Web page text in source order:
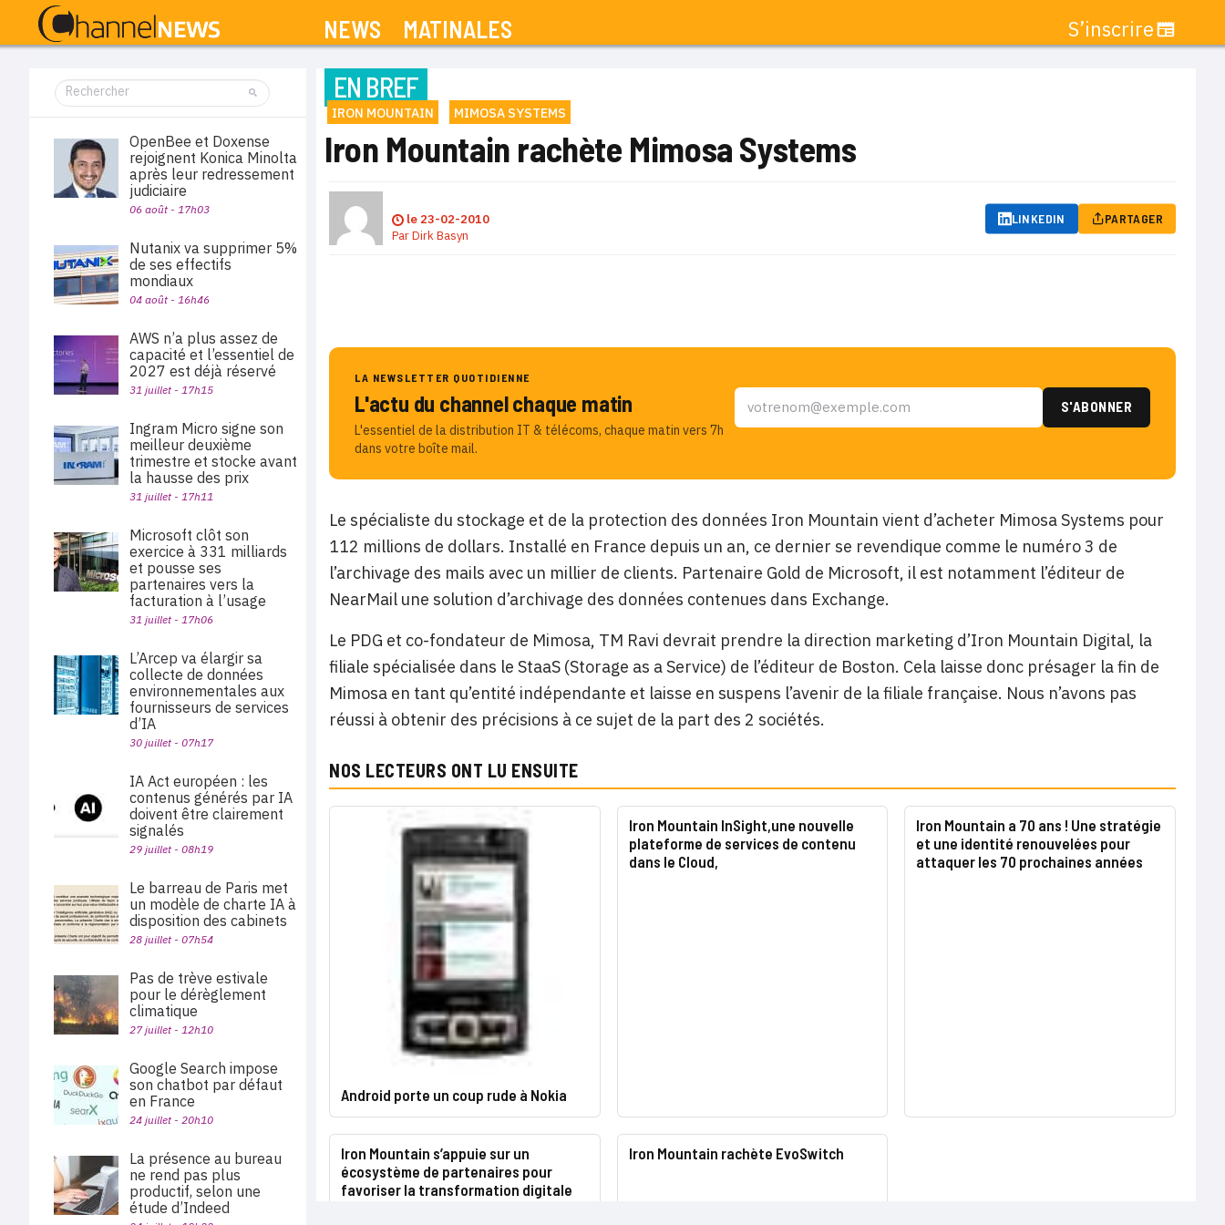
NEWS MATINALES S’inscrire
EN BREF
IRON MOUNTAIN MIMOSA SYSTEMS
Iron Mountain rachète Mimosa Systems
le 23-02-2010
ParDirk Basyn
LINKEDIN PARTAGER
LA NEWSLETTER QUOTIDIENNE
L'actu du channel chaque matin
L'essentiel de la distribution IT & télécoms, chaque matin vers 7h
dans votre boîte mail.
Le spécialiste du stockage et de la protection des données Iron Mountain vient d’acheter Mimosa Systems pour
112 millions de dollars. Installé en France depuis un an, ce dernier se revendique comme le numéro 3 de
l’archivage des mails avec un millier de clients. Partenaire Gold de Microsoft, il est notamment l’éditeur de
NearMail une solution d’archivage des données contenues dans Exchange.
Le PDG et co-fondateur de Mimosa, TM Ravi devrait prendre la direction marketing d’Iron Mountain Digital, la
filiale spécialisée dans le StaaS (Storage as a Service) de l’éditeur de Boston. Cela laisse donc présager la fin de
Mimosa en tant qu’entité indépendante et laisse en suspens l’avenir de la filiale française. Nous n’avons pas
réussi à obtenir des précisions à ce sujet de la part des 2 sociétés.
NOS LECTEURS ONT LU ENSUITE
Android porte un coup rude à Nokia
Iron Mountain InSight,une nouvelle
plateforme de services de contenu
dans le Cloud,
Iron Mountain a 70 ans ! Une stratégie
et une identité renouvelées pour
attaquer les 70 prochaines années
Iron Mountain s’appuie sur un
écosystème de partenaires pour
favoriser la transformation digitale
Iron Mountain rachète EvoSwitch
OpenBee et Doxense
rejoignent Konica Minolta
après leur redressement
judiciaire
06 août - 17h03
Nutanix va supprimer 5%
de ses effectifs
mondiaux
04 août - 16h46
AWS n’a plus assez de
capacité et l’essentiel de
2027 est déjà réservé
31 juillet - 17h15
Ingram Micro signe son
meilleur deuxième
trimestre et stocke avant
la hausse des prix
31 juillet - 17h11
Microsoft clôt son
exercice à 331 milliards
et pousse ses
partenaires vers la
facturation à l’usage
31 juillet - 17h06
L’Arcep va élargir sa
collecte de données
environnementales aux
fournisseurs de services
d’IA
30 juillet - 07h17
IA Act européen : les
contenus générés par IA
doivent être clairement
signalés
29 juillet - 08h19
Le barreau de Paris met
un modèle de charte IA à
disposition des cabinets
28 juillet - 07h54
Pas de trève estivale
pour le dérèglement
climatique
27 juillet - 12h10
Google Search impose
son chatbot par défaut
en France
24 juillet - 20h10
La présence au bureau
ne rend pas plus
productif, selon une
étude d’Indeed